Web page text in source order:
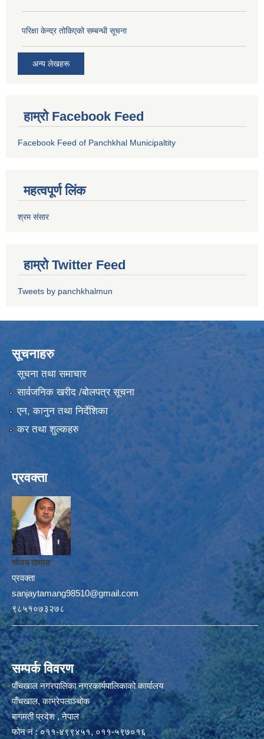
परिक्षा केन्द्र तोकिएको सम्बन्धी सूचना
अन्य लेखहरू
हाम्रो Facebook Feed
Facebook Feed of Panchkhal Municipaltity
महत्वपूर्ण लिंक
श्रम संसार
हाम्रो Twitter Feed
Tweets by panchkhalmun
सूचनाहरु
सूचना तथा समाचार
सार्वजनिक खरीद /बोलपत्र सूचना
एन, कानुन तथा निर्देशिका
कर तथा शुल्कहरु
प्रवक्ता
संजय तामाङ
प्रवक्ता
sanjaytamang98510@gmail.com
९८५१०७३२७८
सम्पर्क विवरण
पाँचखाल नगरपालिका नगरकार्यपालिकाको कार्यालय
पाँचखाल, काभ्रेपलाञ्चोक
बागमती प्रदेश , नेपाल
फोन नं : ०११-४९९४५१, ०११-५९७०१६